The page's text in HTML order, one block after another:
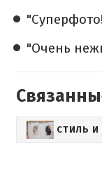
"Очень
СТИЛЬ